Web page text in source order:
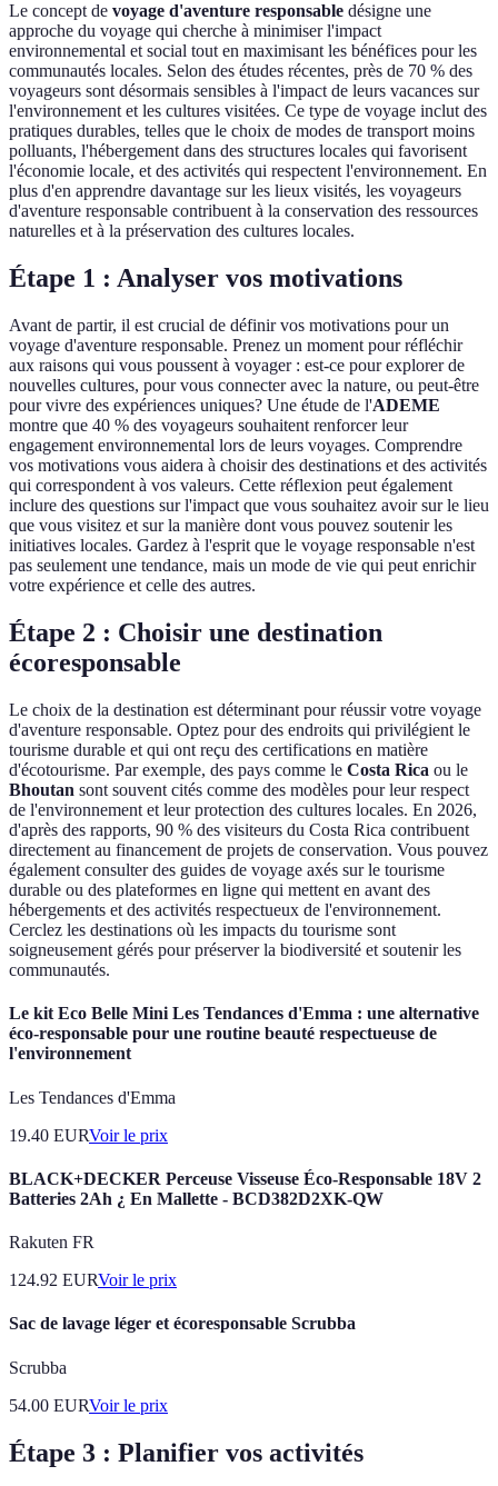
Le concept de voyage d'aventure responsable désigne une
approche du voyage qui cherche à minimiser l'impact
environnemental et social tout en maximisant les bénéfices pour les
communautés locales. Selon des études récentes, près de 70 % des
voyageurs sont désormais sensibles à l'impact de leurs vacances sur
l'environnement et les cultures visitées. Ce type de voyage inclut des
pratiques durables, telles que le choix de modes de transport moins
polluants, l'hébergement dans des structures locales qui favorisent
l'économie locale, et des activités qui respectent l'environnement. En
plus d'en apprendre davantage sur les lieux visités, les voyageurs
d'aventure responsable contribuent à la conservation des ressources
naturelles et à la préservation des cultures locales.
Étape 1 : Analyser vos motivations
Avant de partir, il est crucial de définir vos motivations pour un
voyage d'aventure responsable. Prenez un moment pour réfléchir
aux raisons qui vous poussent à voyager : est-ce pour explorer de
nouvelles cultures, pour vous connecter avec la nature, ou peut-être
pour vivre des expériences uniques? Une étude de l'ADEME
montre que 40 % des voyageurs souhaitent renforcer leur
engagement environnemental lors de leurs voyages. Comprendre
vos motivations vous aidera à choisir des destinations et des activités
qui correspondent à vos valeurs. Cette réflexion peut également
inclure des questions sur l'impact que vous souhaitez avoir sur le lieu
que vous visitez et sur la manière dont vous pouvez soutenir les
initiatives locales. Gardez à l'esprit que le voyage responsable n'est
pas seulement une tendance, mais un mode de vie qui peut enrichir
votre expérience et celle des autres.
Étape 2 : Choisir une destination
écoresponsable
Le choix de la destination est déterminant pour réussir votre voyage
d'aventure responsable. Optez pour des endroits qui privilégient le
tourisme durable et qui ont reçu des certifications en matière
d'écotourisme. Par exemple, des pays comme le Costa Rica ou le
Bhoutan sont souvent cités comme des modèles pour leur respect
de l'environnement et leur protection des cultures locales. En 2026,
d'après des rapports, 90 % des visiteurs du Costa Rica contribuent
directement au financement de projets de conservation. Vous pouvez
également consulter des guides de voyage axés sur le tourisme
durable ou des plateformes en ligne qui mettent en avant des
hébergements et des activités respectueux de l'environnement.
Cerclez les destinations où les impacts du tourisme sont
soigneusement gérés pour préserver la biodiversité et soutenir les
communautés.
Le kit Eco Belle Mini Les Tendances d'Emma : une alternative
éco-responsable pour une routine beauté respectueuse de
l'environnement
Les Tendances d'Emma
19.40 EURVoir le prix
BLACK+DECKER Perceuse Visseuse Éco-Responsable 18V 2
Batteries 2Ah ¿ En Mallette - BCD382D2XK-QW
Rakuten FR
124.92 EURVoir le prix
Sac de lavage léger et écoresponsable Scrubba
Scrubba
54.00 EURVoir le prix
Étape 3 : Planifier vos activités